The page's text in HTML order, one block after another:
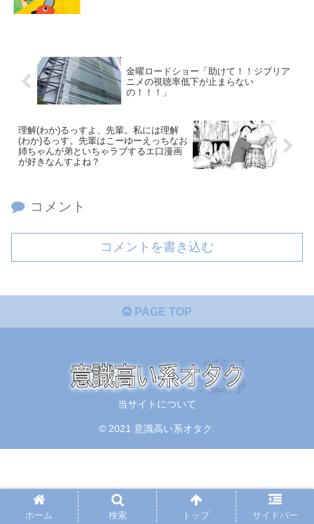
金曜ロードショー「助けて！！ジブリア
ニメの視聴率低下が止まらない
の！！！」
理解(わか)るっすよ、先輩。私には理解
(わか)るっす。先輩はこーゆーえっちなお
姉ちゃんが弟といちゃラブするエ口漫画
が好きなんすよね？
コメント
コメントを書き込む
PAGE TOP
当サイトについて
© 2021 意識高い系オタク.
ホーム 検索 トップ サイドバー